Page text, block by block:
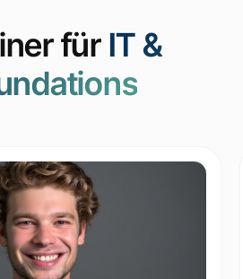
für IT &